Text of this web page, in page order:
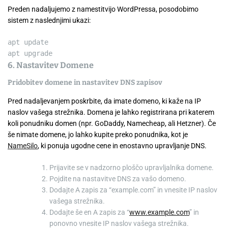
Preden nadaljujemo z namestitvijo WordPressa, posodobimo
sistem z naslednjimi ukazi:
apt update
apt upgrade
6. Nastavitev Domene
Pridobitev domene in nastavitev DNS zapisov
Pred nadaljevanjem poskrbite, da imate domeno, ki kaže na IP
naslov vašega strežnika. Domena je lahko registrirana pri katerem
koli ponudniku domen (npr. GoDaddy, Namecheap, ali Hetzner). Če
še nimate domene, jo lahko kupite preko ponudnika, kot je
NameSilo, ki ponuja ugodne cene in enostavno upravljanje DNS.
Prijavite se v nadzorno ploščo upravljalnika domene.
Pojdite na nastavitve DNS za vašo domeno.
Dodajte A zapis za “example.com” in vnesite IP naslov
vašega strežnika.
Dodajte še en A zapis za “www.example.com” in
ponovno vnesite IP naslov vašega strežnika.